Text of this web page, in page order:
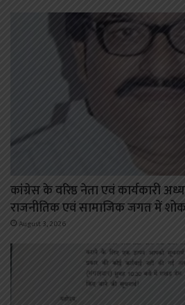
कांग्रेस के वरिष्ठ नेता एवं कार्यकारी
राजनीतिक एवं सामाजिक जगत में
August 3, 2026